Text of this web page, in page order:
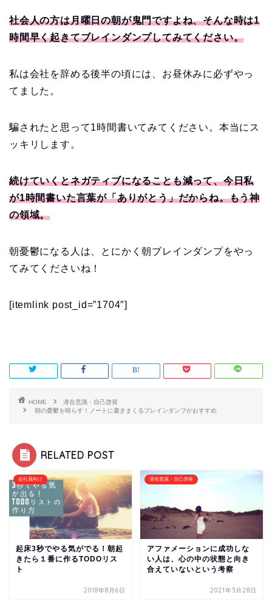
社会人の方は月曜日の朝が鬼門ですよね、そんな時は1
時間早く起きてブレインダンプしてみてください。
私は会社を辞める後半の頃には、お昼休みに必ずやっ
てました。
騙されたと思って1時間書いてみてください。本当にス
ッキリします。
続けていくとネガティブになることも減って、今日私
が1時間書いた言葉が「ありがとう」だからね。もう神
の領域。
朝憂鬱になる人は、とにかく朝ブレインダンプをやっ
てみてくださいね！
[itemlink post_id=”1704″]
HOME
潜在意識・自己啓発
朝の憂鬱を晴らす！ノートに書きまくるブレインダンプがおすすめ
RELATED POST
会社員向け
起床3秒でやる気がでる！朝起
きたら１番に作るTODOリス
ト
2018年8月6日
潜在意識・自己啓発
アファメーションに成功しな
い人は、心の中の状態と向き
合えていないという考察
2021年3月28日